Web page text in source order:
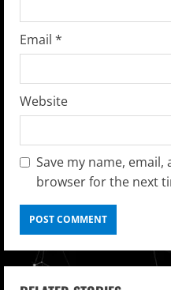
Email *
Website
Save my name,
browser for the next